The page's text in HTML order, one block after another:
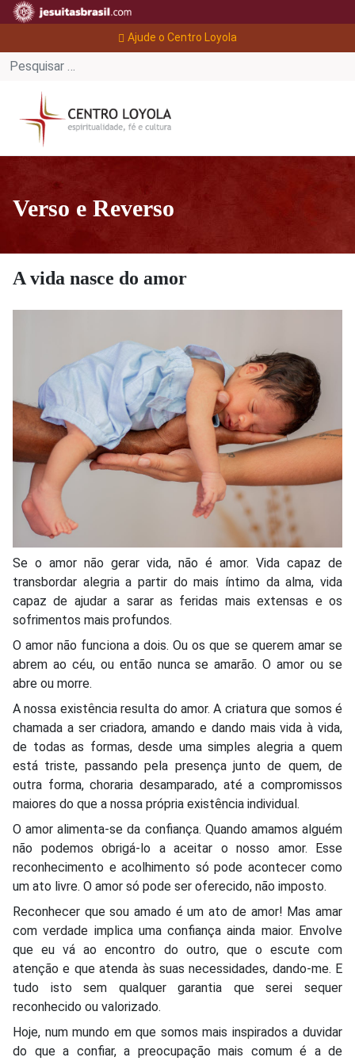
Ajude o Centro Loyola
Verso e Reverso
A vida nasce do amor
Se o amor não gerar vida, não é amor. Vida capaz de
transbordar alegria a partir do mais íntimo da alma, vida
capaz de ajudar a sarar as feridas mais extensas e os
sofrimentos mais profundos.
O amor não funciona a dois. Ou os que se querem amar se
abrem ao céu, ou então nunca se amarão. O amor ou se
abre ou morre.
A nossa existência resulta do amor. A criatura que somos é
chamada a ser criadora, amando e dando mais vida à vida,
de todas as formas, desde uma simples alegria a quem
está triste, passando pela presença junto de quem, de
outra forma, choraria desamparado, até a compromissos
maiores do que a nossa própria existência individual.
O amor alimenta-se da confiança. Quando amamos alguém
não podemos obrigá-lo a aceitar o nosso amor. Esse
reconhecimento e acolhimento só pode acontecer como
um ato livre. O amor só pode ser oferecido, não imposto.
Reconhecer que sou amado é um ato de amor! Mas amar
com verdade implica uma confiança ainda maior. Envolve
que eu vá ao encontro do outro, que o escute com
atenção e que atenda às suas necessidades, dando-me. E
tudo isto sem qualquer garantia que serei sequer
reconhecido ou valorizado.
Hoje, num mundo em que somos mais inspirados a duvidar
do que a confiar, a preocupação mais comum é a de